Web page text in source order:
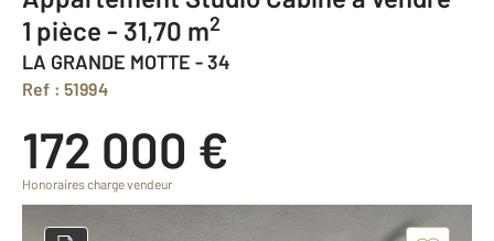
1 pièce - 31,70 m2
LA GRANDE MOTTE - 34
Ref : 51994
172 000 €
Honoraires charge vendeur